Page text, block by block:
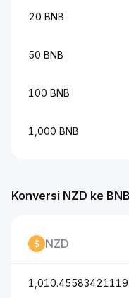
20 BNB
50 BNB
100 BNB
1,000 BNB
Konversi NZD ke BNB
NZD